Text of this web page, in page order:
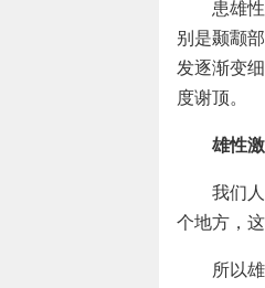
患雄
别是颞颥
发逐渐变
度谢顶。
雄性
我们
个地方，
所以